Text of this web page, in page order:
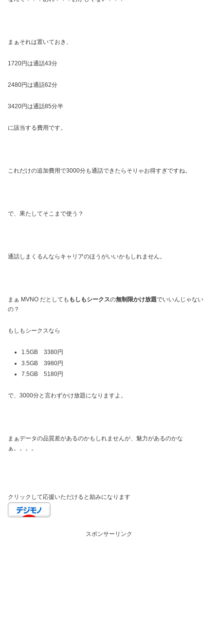
まぁそれは置いておき、
1720円は通話43分
2480円は通話62分
3420円は通話85分半
に該当する費用です。
これだけの追加費用で3000分も通話できたらそりゃお得すぎですね。
で、果たしてそこまで使う？
通話しまくるんならキャリアのほうがいいかもしれません。
まぁ MVNO だとしても もしもシークスの無制限かけ放題でいいんじゃない
の？
もしもシークスなら
1.5GB 3380円
3.5GB 3980円
7.5GB 5180円
で、3000分と言わずかけ放題になりますよ。
まぁデータの品質差があるのかもしれませんが、魅力があるのかな
ぁ。。。。
クリックして応援いただけると励みになります
スポンサーリンク